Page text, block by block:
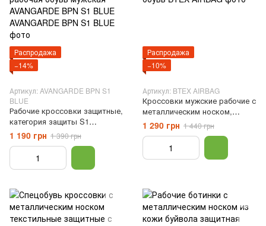
Распродажа
−14%
Артикул: AVANGARDE BPN S1
BLUE
Рабочие кроссовки защитные,
категория защиты S1
спецобувь рабочая обувь
мужская AVANGARDE BPN S1
BLUE, Синий, 40
1 190 грн 1 390 грн
Распродажа
−10%
Артикул: BTEX AIRBAG
Кроссовки мужские рабочие с
металлическим носком,
рабочая защитная обувь,
Красный, 41
1 290 грн 1 440 грн